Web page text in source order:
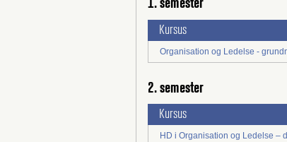
1. semester
Kursus
Organisation og Ledelse -
2. semester
Kursus
HD i Organisation og Ledelse –